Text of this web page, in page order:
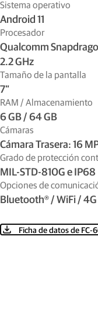
Sistema operativo
Android 11
Procesador
Qualcomm
2.2 GHz
Tamaño de la pantalla
7”
RAM / Almacenamiento
6 GB / 64 GB
Cámaras
Cámara Trasera: 16
Grado de protección
MIL-STD-810G e IP68
Opciones de
Bluetooth® / WiFi / 4G
Ficha de datos de